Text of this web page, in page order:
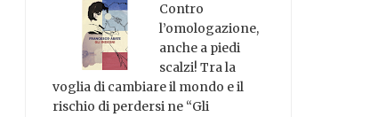
Contro
l’omologazione,
anche a piedi
scalzi! Tra la
voglia di cambiare il mondo e il
rischio di perdersi ne “Gli